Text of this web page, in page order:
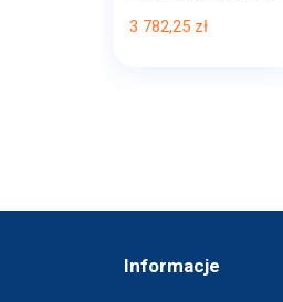
3 782,25 zł
Informacje